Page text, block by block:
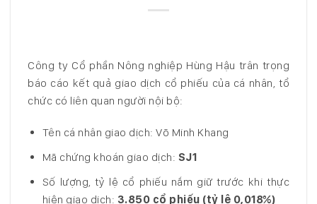
Công ty Cổ phần Nông nghiệp Hùng Hậu trân trọng
báo cáo kết quả giao dịch cổ phiếu của cá nhân, tổ
chức có liên quan người nội bộ:
Tên cá nhân giao dịch: Võ Minh Khang
Mã chứng khoán giao dịch: SJ1
Số lượng, tỷ lệ cổ phiếu nắm giữ trước khi thực
hiện giao dịch: 3.850 cổ phiếu (tỷ lệ 0,018%)